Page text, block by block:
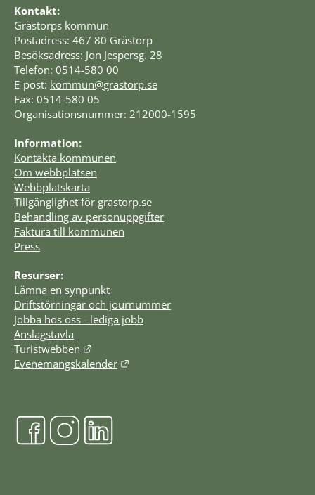
Kontakt:
Grästorps kommun
Postadress: 467 80 Grästorp
Besöksadress: Jon Jespersg. 28
Telefon: 0514-580 00
E-post: kommun@grastorp.se
Fax: 0514-580 05
Organisationsnummer: 212000-1595
Information:
Kontakta kommunen
Om webbplatsen
Webbplatskarta
Tillgänglighet för grastorp.se
Behandling av personuppgifter
Faktura till kommunen
Press
Resurser:
Lämna en synpunkt
Driftstörningar och journummer
Jobba hos oss - lediga jobb
Anslagstavla
Turistwebben
Länk till annan webbplats.
Evenemangskalender
Länk till annan webbplats.